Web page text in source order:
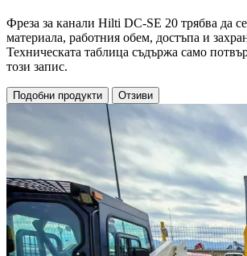
Фреза за канали Hilti DC-SE 20 трябва да
материала, работния обем, достъпа и
Техническата таблица съдържа само
този запис.
Подобни продукти Отзиви